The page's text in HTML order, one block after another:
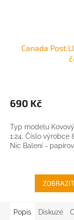
Canada Post
690 Kč
Typ modelu
1:24. Číslo výrobce
Nic Balení -
Popis Diskuze